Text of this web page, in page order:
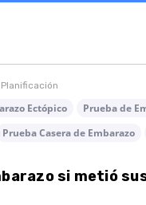
Planificación
Ectópico Prueba de
Prueba Casera de Embarazo
si metió